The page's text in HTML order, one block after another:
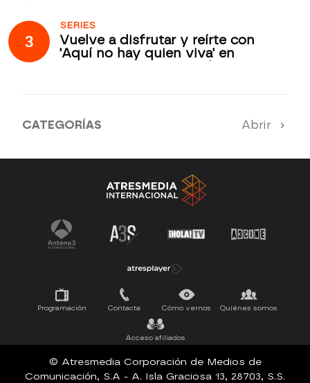
3
SERIES
Vuelve a disfrutar y reírte con
'Aquí no hay quien viva' en
CATEGORÍAS Abrir
SERIES 100% EN ESPAÑOL ESTRENOS
SUEÑOS DE LIBERTAD
Programación Contacta Cómo vernos Quiénes somos
Acceso afiliados
© Atresmedia Corporación de Medios de
Comunicación, S.A - A. Isla Graciosa 13, 28703, S.S.